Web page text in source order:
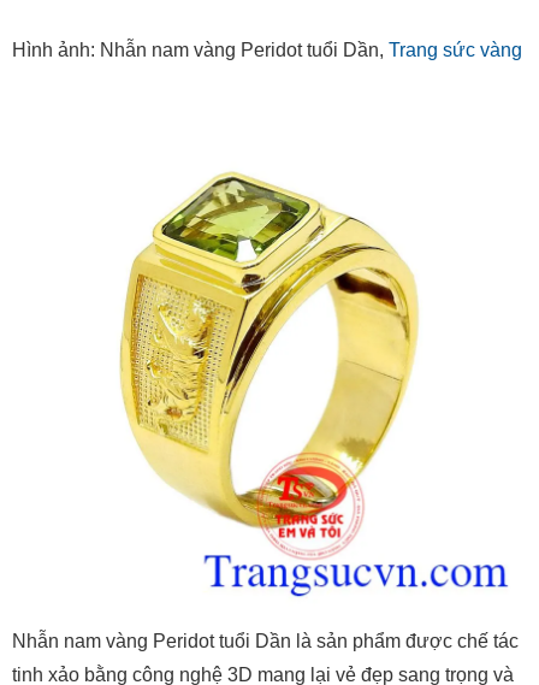
Hình ảnh: Nhẫn nam vàng Peridot tuổi Dần, Trang sức vàng
Nhẫn nam vàng Peridot tuổi Dần là sản phẩm được chế tác
tinh xảo bằng công nghệ 3D mang lại vẻ đẹp sang trọng và